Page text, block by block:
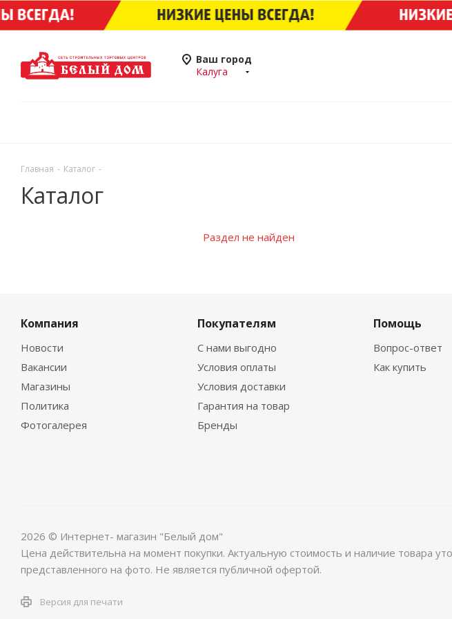
Ваш город
Калуга
Главная - Каталог -
Каталог
Раздел не найден
Компания
Новости
Вакансии
Магазины
Политика
Фотогалерея
Покупателям
С нами выгодно
Условия оплаты
Условия доставки
Гарантия на товар
Бренды
Помощь
Вопрос-ответ
Как купить
2026 © Интернет- магазин "Белый дом"
Цена действительна на момент покупки. Актуальную стоимость и наличие товара
представленного на фото. Не является публичной офертой.
Версия для печати